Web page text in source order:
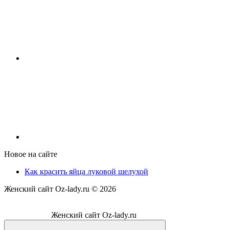
Новое на сайте
Как красить яйца луковой шелухой
Женский сайт Oz-lady.ru © 2026
Женский сайт Oz-lady.ru